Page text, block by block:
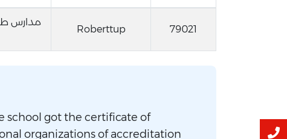
79021
Roberttup
مدارس
school got the certificate of
organizations of accreditation